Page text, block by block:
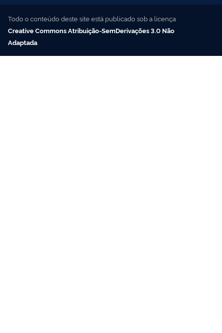
Todo o conteúdo deste site está publicado sob a licença
Creative Commons Atribuição-SemDerivações 3.0 Não
Adaptada